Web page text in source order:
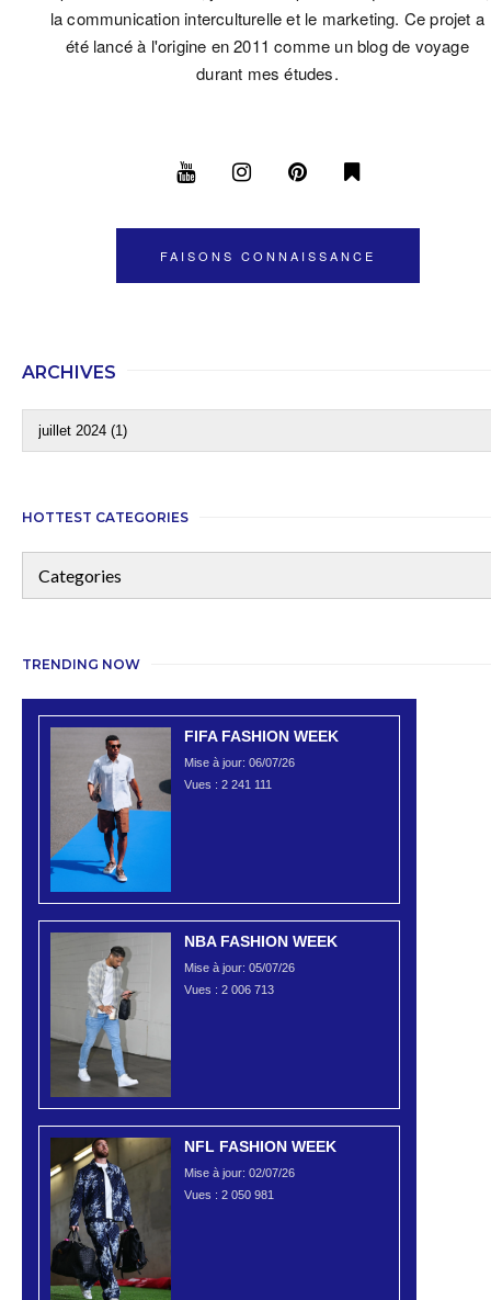
la communication interculturelle et le marketing. Ce projet a
été lancé à l'origine en 2011 comme un blog de voyage
durant mes études.
FAISONS CONNAISSANCE
ARCHIVES
HOTTEST CATEGORIES
TRENDING NOW
FIFA FASHION WEEK
Mise à jour: 06/07/26
Vues : 2 241 111
NBA FASHION WEEK
Mise à jour: 05/07/26
Vues : 2 006 713
NFL FASHION WEEK
Mise à jour: 02/07/26
Vues : 2 050 981